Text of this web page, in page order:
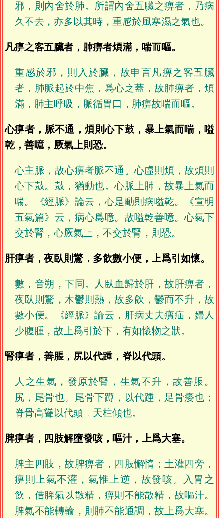
邪，則內舍於肺。所謂內舍五臟之痹者，乃病
久不去，亦多以其時，重感於風寒濕之氣也。
凡痹之客五臟者，肺痹者煩滿，喘而嘔。
重感於邪，則入於臟，故申言凡痹之客五臟
者，肺脈起於中焦，爲心之蓋，故肺痹者，煩
滿，肺主呼吸，脈循胃口，肺痹故喘而嘔。
心痹者，脈不通，煩則心下鼓，暴上氣而喘，嗌
乾，善噫，厥氣上則恐。
心主脈，故心痹者脈不通。心虛則煩，故煩則
心下鼓。鼓，猶動也。心脈上肺，故暴上氣而
喘。《經脈》論云，心是動則病嗌乾。《宣明
五氣篇》云，病心爲噫。故嗌乾善噫。心氣下
交於腎，心厥氣上，不交於腎，則恐。
肝痹者，夜臥則驚，多飲數小便，上爲引如懷。
數，音朔，下同。人臥血歸於肝，故肝痹者，
夜臥則驚，木鬱則熱，故多飲，鬱而不升，故
數小便。《經脈》論云，肝病丈夫㿉疝，婦人
少腹腫，故上爲引於下，有如懷物之狀。
腎痹者，善脹，尻以代踵，脊以代頭。
人之生氣，發原於腎，生氣不升，故善脹。
尻，尾骨也。尾骨下蹲，以代踵，足骨痿也；
脊骨高聳以代頭，天柱傾也。
脾痹者，四肢解墮發咳，嘔汁，上爲大塞。
脾主四肢，故脾痹者，四肢懈惰；土灌四旁，
痹則上氣不灌，氣惟上逆，故發咳。入胃之
飲，借脾氣以散精，痹則不能散精，故嘔汁。
脾氣不能轉輸，則肺不能通調，故上爲大塞。